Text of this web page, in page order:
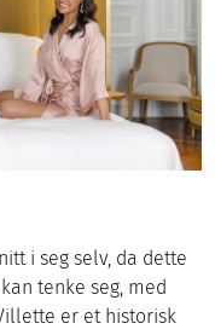
i seg selv, da dette
tenke seg, med
er et historisk